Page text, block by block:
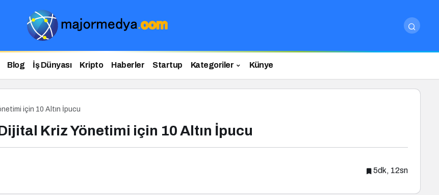
Blog İş Dünyası Kripto Haberler Startup Kategoriler Künye
için 10 Altın İpucu
Kriz Yönetimi için 10 Altın İpucu
5dk, 12sn